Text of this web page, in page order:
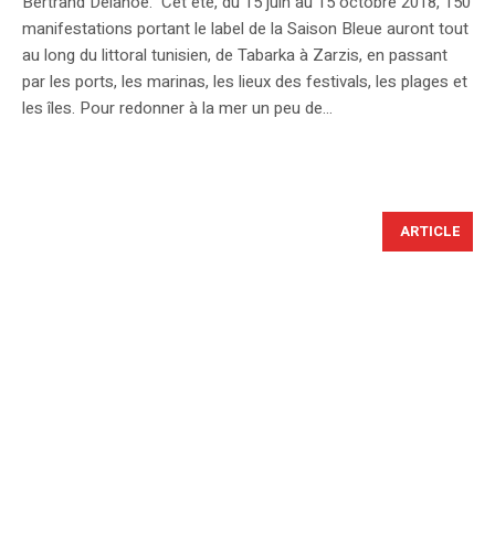
manifestations portant le label de la Saison Bleue auront tout
au long du littoral tunisien, de Tabarka à Zarzis, en passant
par les ports, les marinas, les lieux des festivals, les plages et
les îles. Pour redonner à la mer un peu de...
ARTICLE